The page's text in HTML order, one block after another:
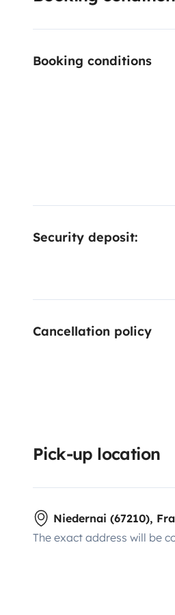
Booking conditions
Security deposit:
Cancellation policy
Pick-up location
Niedernai (67210),
The exact address will be